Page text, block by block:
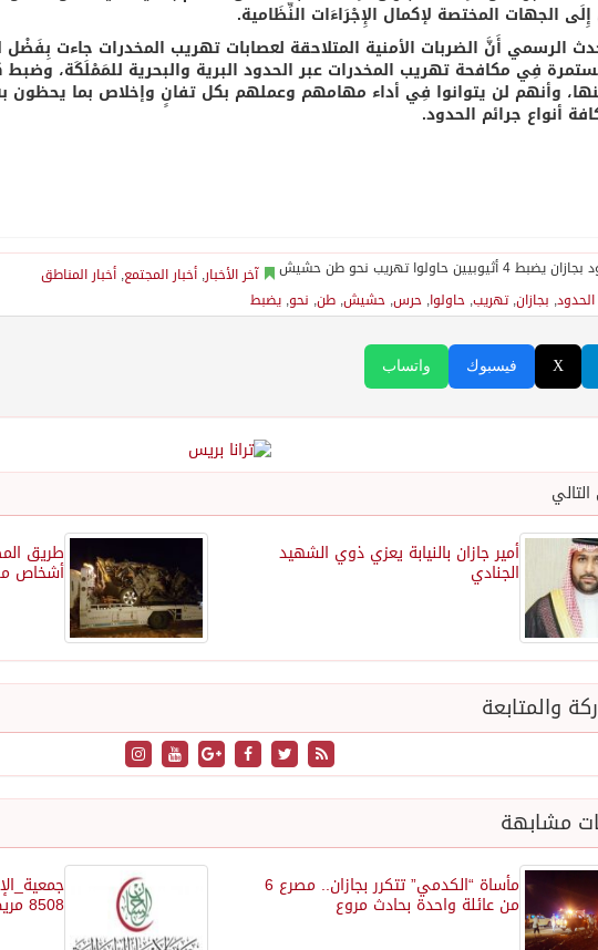
الجهات المختصة لإكمال الإِجْرَاءَات النِّظَامية.
الرسمي أَنَّ الضربات الأمنية المتلاحقة لعصابات تهريب المخدرات جاءت
فِي مكافحة تهريب المخدرات عبر الحدود البرية والبحرية للمَمْلَكَة،
وأنهم لن يتوانوا فِي أداء مهامهم وعملهم بكل تفانٍ وإخلاص بما يحظون
أنواع جرائم الحدود.
آخر الأخبار, أخبار المجتمع, أخبار المناطق
الحدود, بجازان,تهريب, حاولوا, حرس, حشيش, طن, نحو, يضبط
واتساب فيسبوك X
طريق
أشخاص
أمير جازان بالنيابة يعزي ذوي الشهيد
الجنادي
والمتابعة
مشابهة
8508 مريض وزائر
مأساة “الكدمي” تتكرر بجازان.. مصرع 6
من عائلة واحدة بحادث مروع